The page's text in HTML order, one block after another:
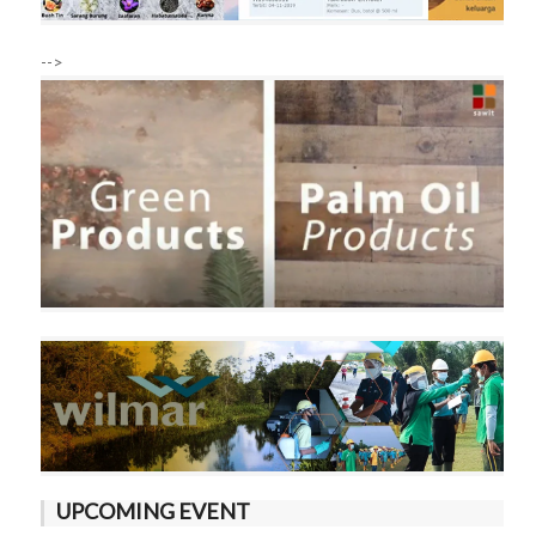
-->
UPCOMING EVENT